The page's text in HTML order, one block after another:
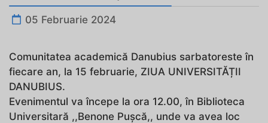
05 Februarie 2024
Comunitatea academică Danubius sarbatoreste în
fiecare an, la 15 februarie, ZIUA UNIVERSITĂȚII
DANUBIUS.
Evenimentul va începe la ora 12.00, în Biblioteca
Universitară ,,Benone Pușcă,, unde va avea loc